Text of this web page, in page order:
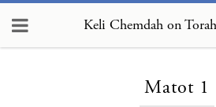
Keli Chemdah on
Matot 1